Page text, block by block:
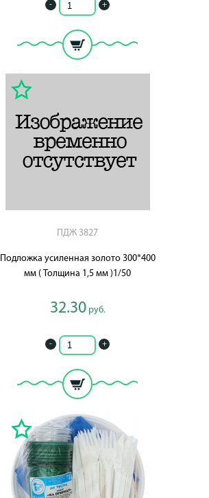
- +
ПДЖ 3827
Подложка усиленная золото 300*400
мм ( Толщина 1,5 мм )1/50
32.30руб.
- +